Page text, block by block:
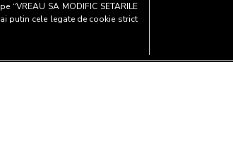
SA MODIFIC SETARILE
putin cele legate de cookie strict